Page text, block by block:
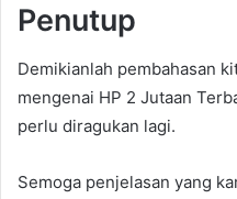
Penutup
Demikianlah pembahasan
mengenai HP 2 Jutaan
perlu diragukan lagi.
Semoga penjelasan yang